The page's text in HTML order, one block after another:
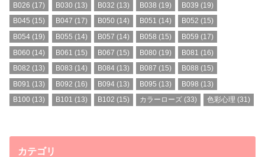
B026 (17) B030 (13) B032 (13) B038 (19) B039 (19)
B045 (15) B047 (17) B050 (14) B051 (14) B052 (15)
B054 (19) B055 (14) B057 (14) B058 (15) B059 (17)
B060 (14) B061 (15) B067 (15) B080 (19) B081 (16)
B082 (13) B083 (14) B084(13) B087 (15) B088 (15)
B091 (13) B092 (16) B094(13) B095 (13) B098 (13)
B100 (13) B101 (13) B102 (15) カラーローズ (33) 色彩心理 (31)
カテゴリ